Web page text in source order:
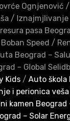
Ognjenović /
/ Iznajmjlivanje
pasa
Speed /
Beograd –
– Global
Kids/ Auto škola
i perionica veša
kamen Beograd
– Solar